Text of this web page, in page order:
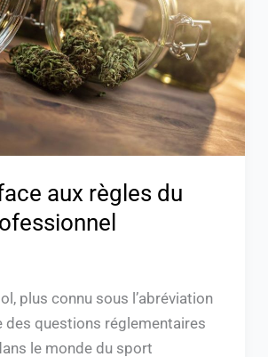
aux règles du
plus connu sous l’abréviation
des questions réglementaires
le monde du sport